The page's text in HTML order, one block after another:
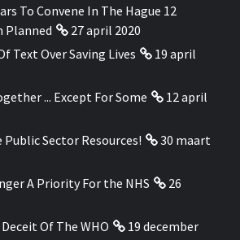
To Convene In The Hague 12
Planned
27 april 2020
Text Over Saving Lives
19 april
... Except For Some
12 april
Sector Resources!
30 maart
A Priority For the NHS
26
Of The WHO
19 december